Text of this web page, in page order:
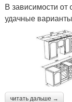
В зависимости
удачные
читать дальше →